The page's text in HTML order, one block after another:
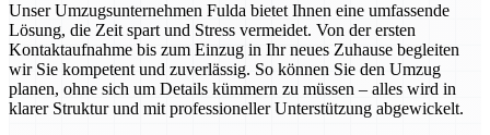
Unser Umzugsunternehmen Fulda bietet Ihnen eine umfassende
Lösung, die Zeit spart und Stress vermeidet. Von der ersten
Kontaktaufnahme bis zum Einzug in Ihr neues Zuhause begleiten
wir Sie kompetent und zuverlässig. So können Sie den Umzug
planen, ohne sich um Details kümmern zu müssen – alles wird in
klarer Struktur und mit professioneller Unterstützung abgewickelt.